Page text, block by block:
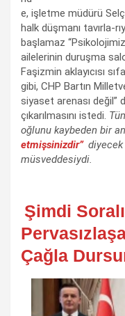
e, işletme müdürü
halk düşmanı tavırla-
başlamaz
ailelerinin duruşma
Faşizmin aklayıcısı
gibi, CHP Bartın
siyaset arenası değil”
çıkarılmasını istedi.
oğlunu kaybeden bir
etmişsinizdir”
müsveddesiydi.
Şimdi
Çağla